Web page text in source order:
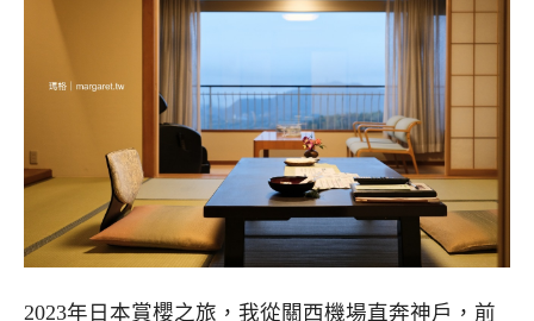
2023年日本賞櫻之旅，我從關西機場直奔神戶，前